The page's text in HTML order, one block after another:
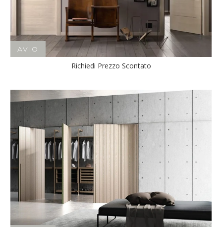
AVIO
Richiedi Prezzo Scontato